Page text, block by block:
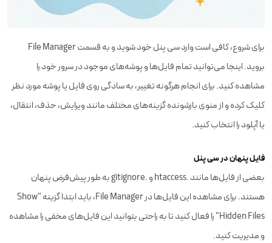
برای شروع، کافی است وارد سی پنل خود شوید و به قسمت File Manager
بروید. اینجا می‌توانید تمام فایل‌ها و پوشه‌های موجود در سرور خود را
مشاهده کنید. برای انجام هرگونه تغییر، به سادگی روی فایل یا پوشه مورد نظر
کلیک کرده و از منوی بازشونده گزینه‌های مختلف مانند ویرایش، حذف، انتقال،
یا آپلود را انتخاب کنید.
فایل پنهان در سی پنل
بعضی از فایل‌ها مانند .htaccess و .gitignore به طور پیش‌فرض پنهان
هستند. برای مشاهده این فایل‌ها در File Manager، باید ابتدا گزینه "Show
Hidden Files" را فعال کنید تا به راحتی بتوانید این فایل‌های مخفی را مشاهده
و مدیریت کنید.